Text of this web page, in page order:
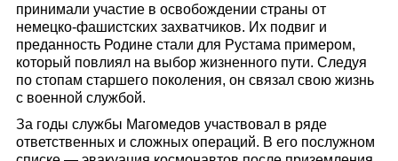
принимали участие в освобождении страны от
немецко-фашистских захватчиков. Их подвиг и
преданность Родине стали для Рустама примером,
который повлиял на выбор жизненного пути. Следуя
по стопам старшего поколения, он связал свою жизнь
с военной службой.
За годы службы Магомедов участвовал в ряде
ответственных и сложных операций. В его послужном